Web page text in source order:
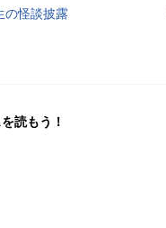
の怪談披露
読もう！